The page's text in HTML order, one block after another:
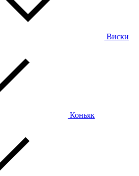
Виски
Коньяк